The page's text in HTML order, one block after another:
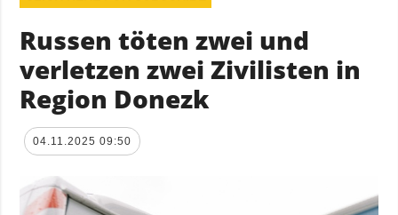
Russen töten zwei und
verletzen zwei Zivilisten in
Region Donezk
04.11.2025 09:50